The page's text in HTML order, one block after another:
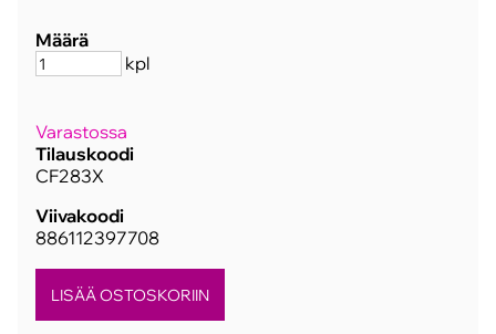
Määrä
kpl
Varastossa
Tilauskoodi
CF283X
Viivakoodi
886112397708